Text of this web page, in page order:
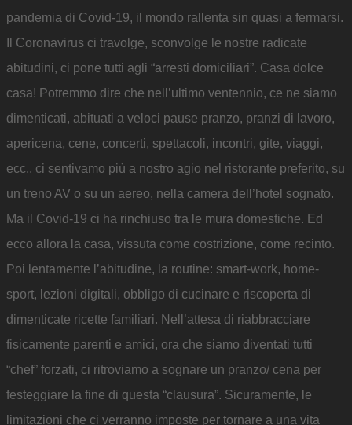
pandemia di Covid-19, il mondo rallenta sin quasi a fermarsi.
Il Coronavirus ci travolge, sconvolge le nostre radicate
abitudini, ci pone tutti agli “arresti domiciliari”. Casa dolce
casa! Potremmo dire che nell’ultimo ventennio, ce ne siamo
dimenticati, abituati a veloci pause pranzo, pranzi di lavoro,
apericena, cene, concerti, spettacoli, incontri, gite, viaggi,
ecc., ci sentivamo più a nostro agio nel ristorante preferito, su
un treno AV o su un aereo, nella camera dell’hotel sognato.
Ma il Covid-19 ci ha rinchiuso tra le mura domestiche. Ed
ecco allora la casa, vissuta come costrizione, come recinto.
Poi lentamente l’abitudine, la routine: smart-work, home-
sport, lezioni digitali, obbligo di cucinare e riscoperta di
dimenticate ricette familiari. Nell’attesa di riabbracciare
fisicamente parenti e amici, ora che siamo diventati tutti
“chef” forzati, ci ritroviamo a sognare un pranzo/ cena per
festeggiare la fine di questa “clausura”. Sicuramente, le
limitazioni che ci verranno imposte per tornare a una vita